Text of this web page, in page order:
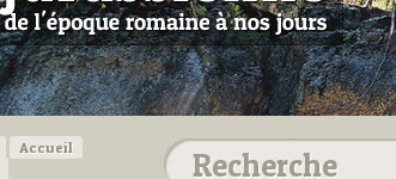
Accueil